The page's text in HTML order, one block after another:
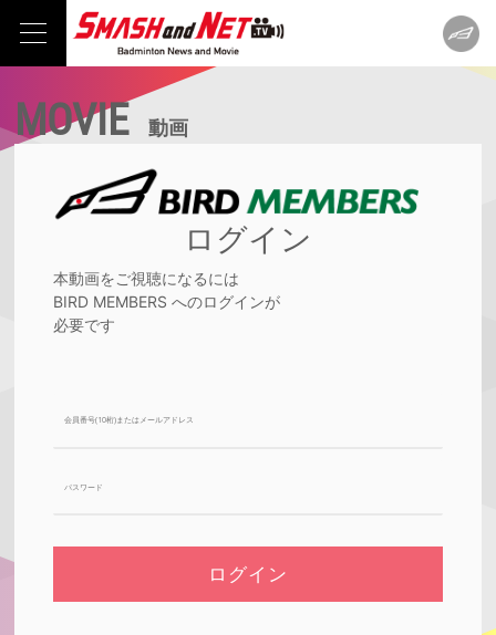
MOVIE動画
ログイン
本動画をご視聴になるには
BIRD MEMBERS へのログインが
必要です